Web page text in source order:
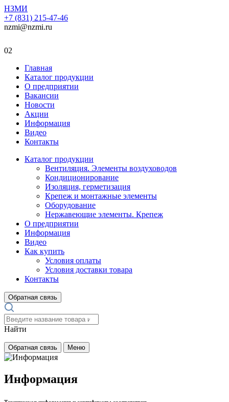
НЗМИ
+7 (831) 215-47-46
nzmi@nzmi.ru
02
Главная
Каталог продукции
О предприятии
Вакансии
Новости
Акции
Информация
Видео
Контакты
Каталог продукции
Вентиляция. Элементы воздуховодов
Кондиционирование
Изоляция, герметизация
Крепеж и монтажные элементы
Оборудование
Нержавеющие элементы. Крепеж
О предприятии
Информация
Видео
Как купить
Условия оплаты
Условия доставки товара
Контакты
Обратная связь
Найти
Обратная связь Меню
Информация